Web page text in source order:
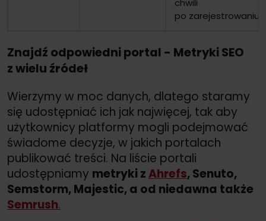
chwili
po zarejestrowaniu
Znajdź odpowiedni portal - Metryki SEO
z wielu źródeł
Wierzymy w moc danych, dlatego staramy
się udostępniać ich jak najwięcej, tak aby
użytkownicy platformy mogli podejmować
świadome decyzje, w jakich portalach
publikować treści. Na liście portali
udostępniamy metryki zAhrefs, Senuto,
Semstorm, Majestic, a od niedawna także
Semrush.